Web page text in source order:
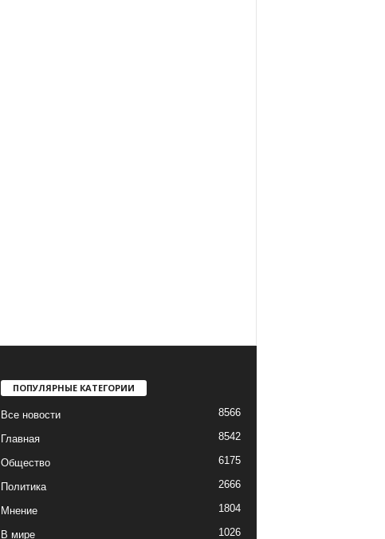
ПОПУЛЯРНЫЕ КАТЕГОРИИ
Все новости 8566
Главная 8542
Общество 6175
Политика 2666
Мнение 1804
В мире 1026